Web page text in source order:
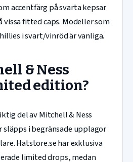
accentfärg på svarta kepsar
fitted caps. Modeller som
i svart/vinröd är vanliga.
& Ness
edition?
del av Mitchell & Ness
släpps i begränsade upplagor
Hatstore.se har exklusiva
limited drops, medan